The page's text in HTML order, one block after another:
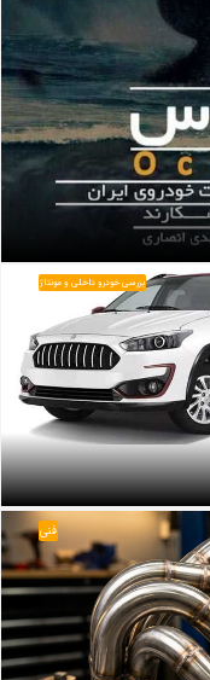
بررسی خودرو داخلی و مونتاژ
فنی